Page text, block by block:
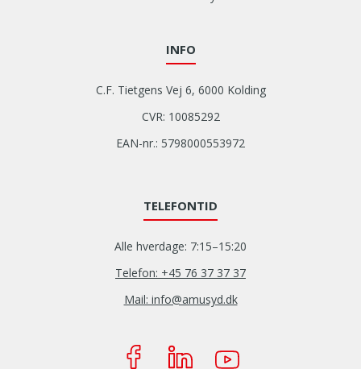
INFO
C.F. Tietgens Vej 6, 6000 Kolding
CVR: 10085292
EAN-nr.: 5798000553972
TELEFONTID
Alle hverdage: 7:15–15:20
Telefon: +45 76 37 37 37
Mail: info@amusyd.dk